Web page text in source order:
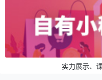
实力展示、